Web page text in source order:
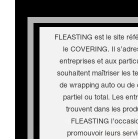
FLEASTING est le site
le COVERING. Il
entreprises et aux
souhaitent maîtriser les
de wrapping auto ou de
partiel ou total. Les
trouvent dans les
FLEASTING
promouvoir leurs